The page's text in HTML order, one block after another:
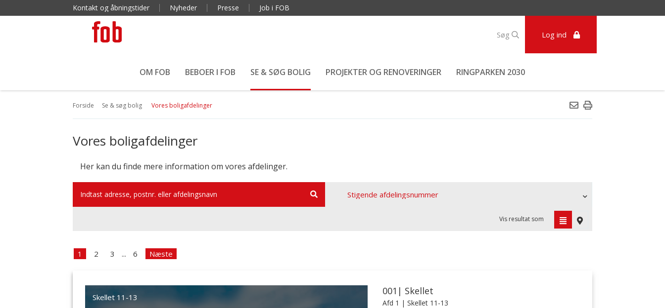
Kontakt og åbningstider Nyheder Presse Job i FOB
Log ind
Søg
OM FOB BEBOER I FOB SE & SØG BOLIG PROJEKTER OG RENOVERINGER RINGPARKEN 2030
Forside Se & søg bolig Vores boligafdelinger
Vores boligafdelinger
Her kan du finde mere information om vores afdelinger.
Vis resultat som
1 2 3 ... 6 Næste
Skellet 11-13
001| Skellet
Afd 1 | Skellet 11-13